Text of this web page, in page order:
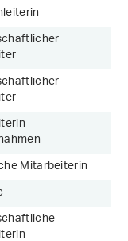
Mitarbeiterin